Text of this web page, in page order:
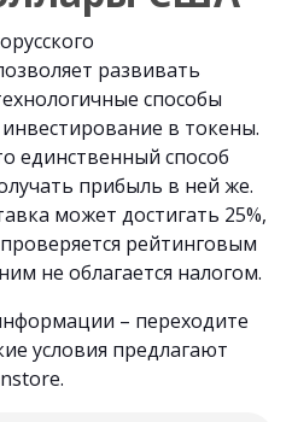
развивать
способы
в токены.
единственный способ
прибыль в ней же.
может достигать 25%,
рейтинговым
не облагается налогом.
– переходите
условия предлагают